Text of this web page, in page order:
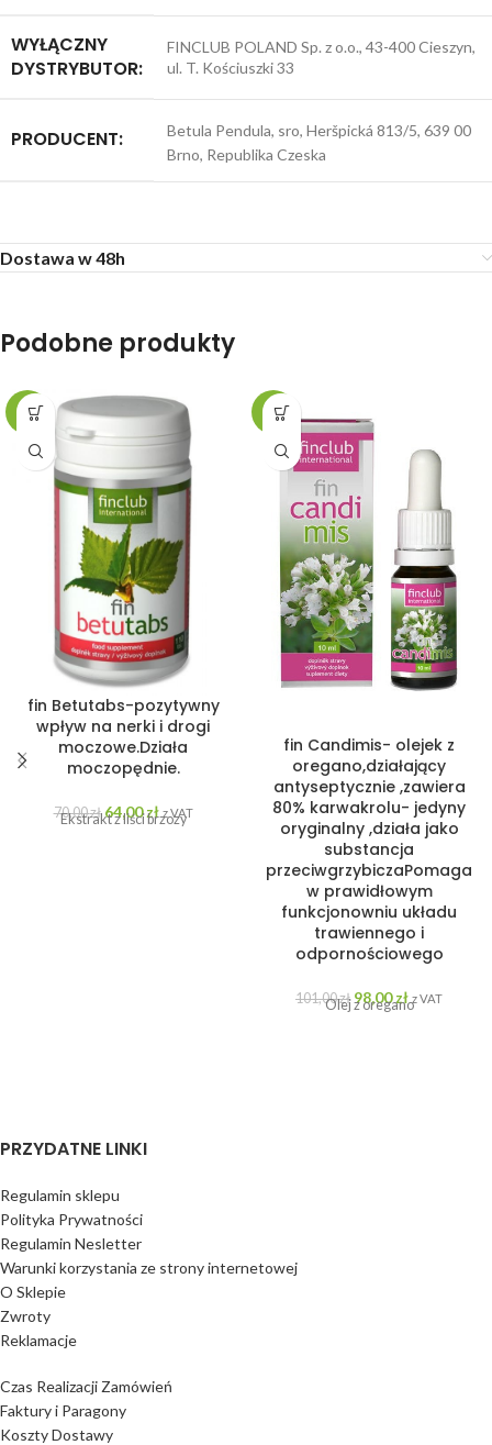
WYŁĄCZNY
DYSTRYBUTOR:
FINCLUB POLAND Sp. z o.o., 43-400 Cieszyn,
ul. T. Kościuszki 33
PRODUCENT:
Betula Pendula, sro, Heršpická 813/5, 639 00
Brno, Republika Czeska
Dostawa w 48h
Podobne produkty
-9%
fin Betutabs-pozytywny
wpływ na nerki i drogi
moczowe.Działa
moczopędnie.
70,00zł 64,00zł z VAT
Ekstrakt z liści brzozy
-3%
fin Candimis- olejek z
oregano,działający
antyseptycznie ,zawiera
80% karwakrolu- jedyny
oryginalny ,działa jako
substancja
przeciwgrzybiczaPomaga
w prawidłowym
funkcjonowniu układu
trawiennego i
odpornościowego
101,00zł 98,00zł z VAT
Olej z oregano
PRZYDATNE LINKI
Regulamin sklepu
Polityka Prywatności
Regulamin Nesletter
Warunki korzystania ze strony internetowej
O Sklepie
Zwroty
Reklamacje
Czas Realizacji Zamówień
Faktury i Paragony
Koszty Dostawy